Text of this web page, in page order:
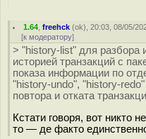
1.64 ,freehck (ok), 20:03, 08/05/
[к модератору]
> "history-list" для разбора
историей транзакций с
показа информации по
"history-undo", "history-
повтора и отката
Кстати говоря, вот никто
то — де факто